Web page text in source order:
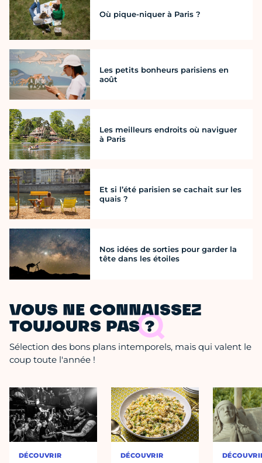
Où pique-niquer à Paris ?
Les petits bonheurs parisiens en
août
Les meilleurs endroits où naviguer
à Paris
Et si l’été parisien se cachait sur les
quais ?
Nos idées de sorties pour garder la
tête dans les étoiles
VOUS NE CONNAISSEZ
TOUJOURS PAS ?
Sélection des bons plans intemporels, mais qui valent le
coup toute l'année !
DÉCOUVRIR DÉCOUVRIR